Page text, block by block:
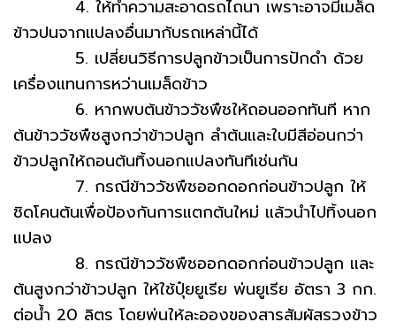
4. ให้ทำความสะอาดรถไถนา เพราะอาจมีเมล็ด
ข้าวปนจากแปลงอื่นมากับรถเหล่านี้ได้
5. เปลี่ยนวิธีการปลูกข้าวเป็นการปักดำ ด้วย
เครื่องแทนการหว่านเมล็ดข้าว
6. หากพบต้นข้าววัชพืชให้ถอนออกทันที หาก
ต้นข้าววัชพืชสูงกว่าข้าวปลูก ลำต้นและใบมีสีอ่อนกว่า
ข้าวปลูกให้ถอนต้นทิ้งนอกแปลงทันทีเช่นกัน
7. กรณีข้าววัชพืชออกดอกก่อนข้าวปลูก ให้
ชิดโคนต้นเพื่อป้องกันการแตกต้นใหม่ แล้วนำไปทิ้งนอก
แปลง
8. กรณีข้าววัชพืชออกดอกก่อนข้าวปลูก และ
ต้นสูงกว่าข้าวปลูก ให้ใช้ปุ๋ยยูเรีย พ่นยูเรีย อัตรา 3 กก.
ต่อน้ำ 20 ลิตร โดยพ่นให้ละอองของสารสัมผัสรวงข้าว